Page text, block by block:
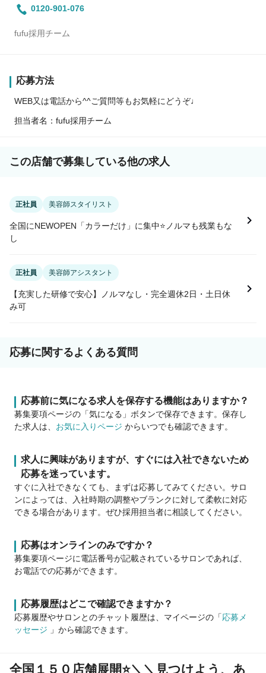
0120-901-076
fufu採用チーム
応募方法
WEB又は電話から^^ご質問等もお気軽にどうぞ♩
担当者名：fufu採用チーム
この店舗で募集している他の求人
正社員 美容師スタイリスト
全国にNEWOPEN「カラーだけ」に集中⭐ノルマも残業もな
し
正社員 美容師アシスタント
【充実した研修で安心】ノルマなし・完全週休2日・土日休
み可
応募に関するよくある質問
応募前に気になる求人を保存する機能はありますか？
募集要項ページの「気になる」ボタンで保存できます。保存し
た求人は、 お気に入りページ からいつでも確認できます。
求人に興味がありますが、すぐには入社できないため
応募を迷っています。
すぐに入社できなくても、まずは応募してみてください。サロ
ンによっては、入社時期の調整やブランクに対して柔軟に対応
できる場合があります。ぜひ採用担当者に相談してください。
応募はオンラインのみですか？
募集要項ページに電話番号が記載されているサロンであれば、
お電話での応募ができます。
応募履歴はどこで確認できますか？
応募履歴やサロンとのチャット履歴は、マイページの「応募メ
ッセージ
」から確認できます。
全国１５０店舗展開⭐＼＼見つけよう、あ